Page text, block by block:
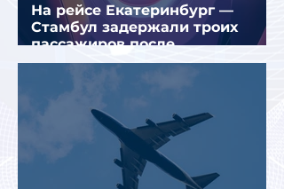
На рейсе Екатеринбург —
Стамбул задержали троих
пассажиров после
предполагаемой серии краж